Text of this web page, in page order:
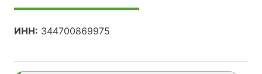
ИНН: 344700869975